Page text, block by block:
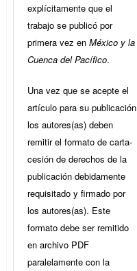
explícitamente que el
trabajo se publicó por
primera vez en México y la
Cuenca del Pacífico.
Una vez que se acepte el
artículo para su publicación
los autores(as) deben
remitir el formato de carta-
cesión de derechos de la
publicación debidamente
requisitado y firmado por
los autores(as). Este
formato debe ser remitido
en archivo PDF
paralelamente con la